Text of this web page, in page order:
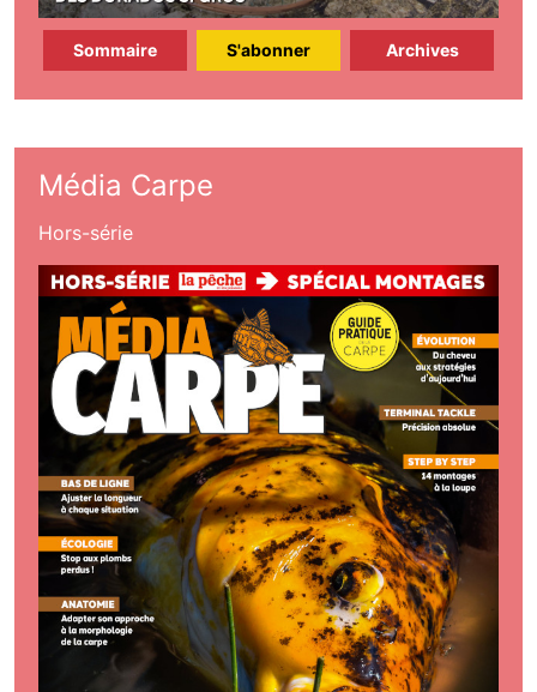
Sommaire S'abonner Archives
Média Carpe
Hors-série